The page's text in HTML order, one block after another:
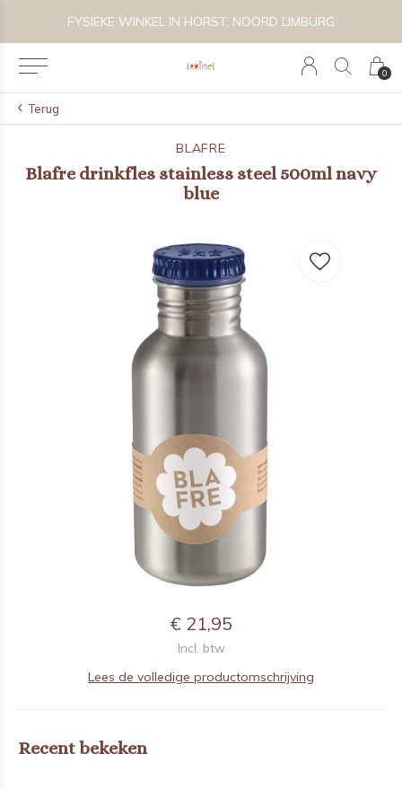
0
FYSIEKE WINKEL IN HORST, NOORD LIMBURG
Terug
BLAFRE
Blafre drinkfles stainless steel 500ml navy
blue
€ 21,95
Incl. btw
Lees de volledige productomschrijving
Recent bekeken